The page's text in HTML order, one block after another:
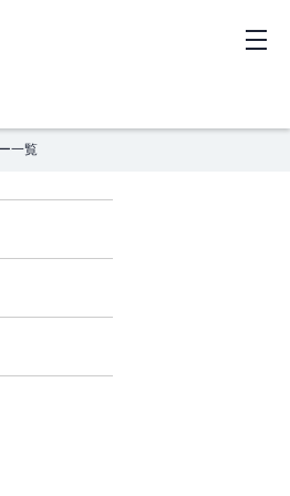
一覧